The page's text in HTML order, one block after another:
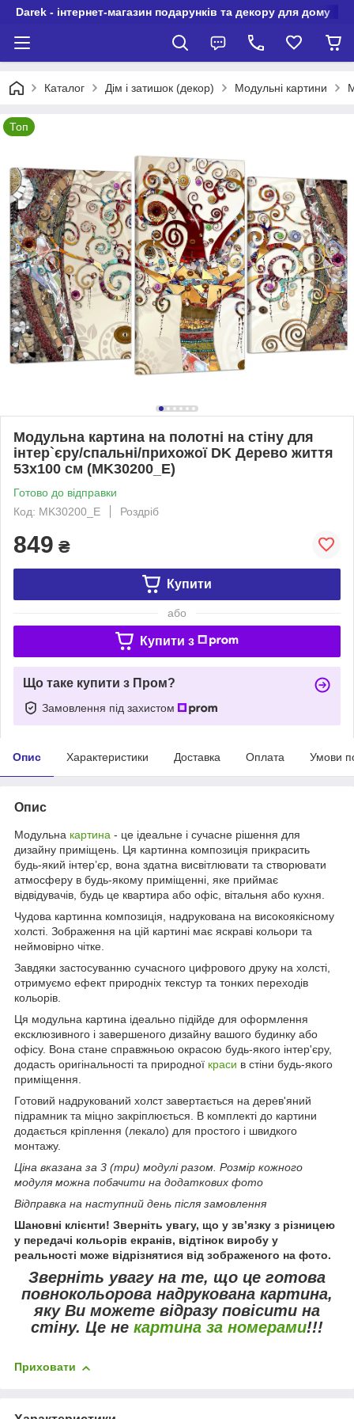
Darek - інтернет-магазин подарунків та декору для дому
Каталог Дім і затишок (декор) Модульні картини
Топ
Модульна картина на полотні на стіну для
інтер`єру/спальні/прихожої DK Дерево життя
53x100 см (MK30200_E)
Готово до відправки
Код: MK30200_E
Роздріб
849 ₴
Купити
або
Купити з
Що таке купити з Пром?
Замовлення під захистом
Опис Характеристики Доставка Оплата Умови
Опис
Модульна картина - це ідеальне і сучасне рішення для
дизайну приміщень. Ця картинна композиція прикрасить
будь-який інтер’єр, вона здатна висвітлювати та створювати
атмосферу в будь-якому приміщенні, яке приймає
відвідувачів, будь це квартира або офіс, вітальня або кухня.
Чудова картинна композиція, надрукована на високоякісному
холсті. Зображення на цій картині має яскраві кольори та
неймовірно чітке.
Завдяки застосуванню сучасного цифрового друку на холсті,
отримуємо ефект природніх текстур та тонких переходів
кольорів.
Ця модульна картина ідеально підійде для оформлення
ексклюзивного і завершеного дизайну вашого будинку або
офісу. Вона стане справжньою окрасою будь-якого інтер'єру,
додасть оригінальності та природної краси в стіни будь-якого
приміщення.
Готовий надрукований холст завертається на дерев'яний
підрамник та міцно закріплюється. В комплекті до картини
додається кріплення (лекало) для простого і швидкого
монтажу.
Ціна вказана за 3 (три) модулі разом. Розмір кожного
модуля можна побачити на додаткових фото
Відправка на наступний день після замовлення
Шановні клієнти! Зверніть увагу, що у зв’язку з різницею
у передачі кольорів екранів, відтінок виробу у
реальності може відрізнятися від зображеного на фото.
Зверніть увагуна те, що це готова
повнокольорова надрукована картина,
яку Ви можете відразу повісити на
стіну. Це не картина за номерами!!!
Приховати